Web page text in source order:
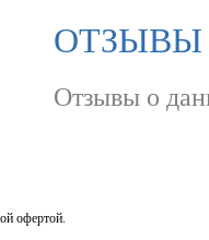
ОТЗЫВЫ
Отзывы о
офертой.